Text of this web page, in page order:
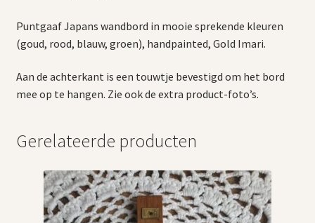
Puntgaaf Japans wandbord in mooie sprekende kleuren
(goud, rood, blauw, groen), handpainted, Gold Imari.
Aan de achterkant is een touwtje bevestigd om het bord
mee op te hangen. Zie ook de extra product-foto’s.
Gerelateerde producten